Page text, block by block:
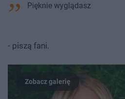
Pięknie wyglądasz
- piszą fani.